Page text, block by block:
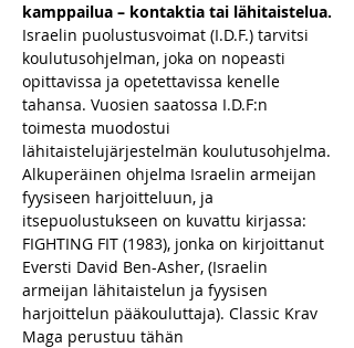
kamppailua – kontaktia tai lähitaistelua.
Israelin puolustusvoimat (I.D.F.) tarvitsi
koulutusohjelman, joka on nopeasti
opittavissa ja opetettavissa kenelle
tahansa. Vuosien saatossa I.D.F:n
toimesta muodostui
lähitaistelujärjestelmän koulutusohjelma.
Alkuperäinen ohjelma Israelin armeijan
fyysiseen harjoitteluun, ja
itsepuolustukseen on kuvattu kirjassa:
FIGHTING FIT (1983), jonka on kirjoittanut
Eversti David Ben-Asher, (Israelin
armeijan lähitaistelun ja fyysisen
harjoittelun pääkouluttaja). Classic Krav
Maga perustuu tähän